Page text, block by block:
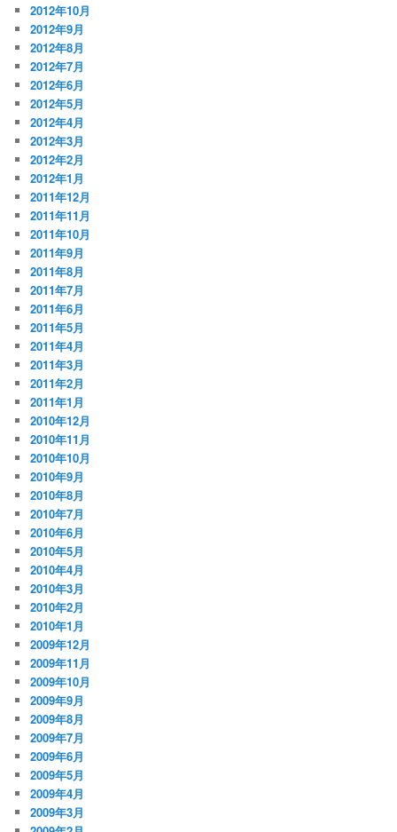
2012年10月
2012年9月
2012年8月
2012年7月
2012年6月
2012年5月
2012年4月
2012年3月
2012年2月
2012年1月
2011年12月
2011年11月
2011年10月
2011年9月
2011年8月
2011年7月
2011年6月
2011年5月
2011年4月
2011年3月
2011年2月
2011年1月
2010年12月
2010年11月
2010年10月
2010年9月
2010年8月
2010年7月
2010年6月
2010年5月
2010年4月
2010年3月
2010年2月
2010年1月
2009年12月
2009年11月
2009年10月
2009年9月
2009年8月
2009年7月
2009年6月
2009年5月
2009年4月
2009年3月